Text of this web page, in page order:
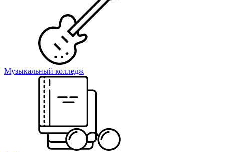
Музыкальный колледж